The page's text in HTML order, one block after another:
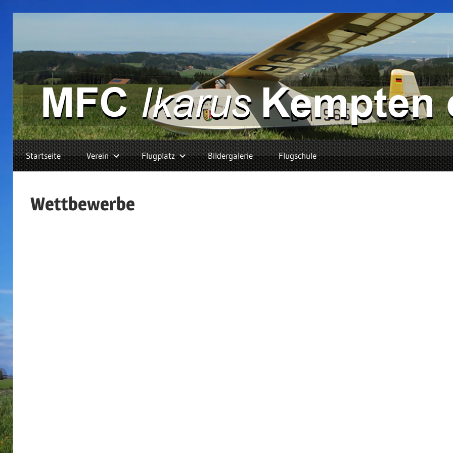
springen
…
mit
uns
Startseite Verein Flugplatz Bildergalerie Flugschule
Wettbewerbe